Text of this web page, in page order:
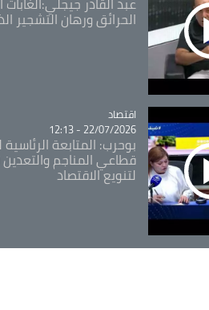
الحرائق ورهان التشجير
Catégorie
اقتصاد
22/07/2026 - 12:13
بوحرب: المتابعة
قطاعي المناجم
لتنويع الاقتصاد